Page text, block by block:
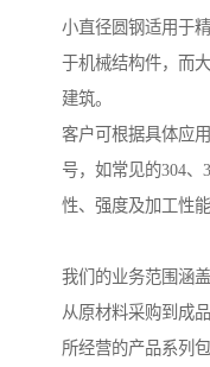
小直径圆钢适用于
于机械结构件，而
建筑。
客户可根据具体应
号，如常见的304
性、强度及加工性
我们的业务范围涵
从原材料采购到成
所经营的产品系列